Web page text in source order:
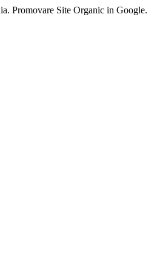
Promovare Site Organic in Google.